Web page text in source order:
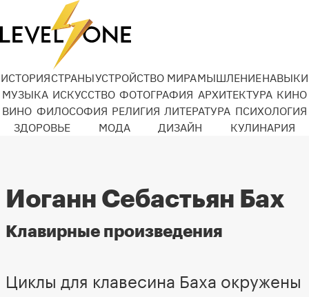
ИСТОРИЯСТРАНЫУСТРОЙСТВО МИРАМЫШЛЕНИЕНАВЫКИ
МУЗЫКА ИСКУССТВО ФОТОГРАФИЯ АРХИТЕКТУРА КИНО
ВИНО ФИЛОСОФИЯ РЕЛИГИЯ ЛИТЕРАТУРА ПСИХОЛОГИЯ
ЗДОРОВЬЕ
МОДА ДИЗАЙН КУЛИНАРИЯ
Иоганн Себастьян Бах
Клавирные произведения
Циклы для клавесина Баха окружены